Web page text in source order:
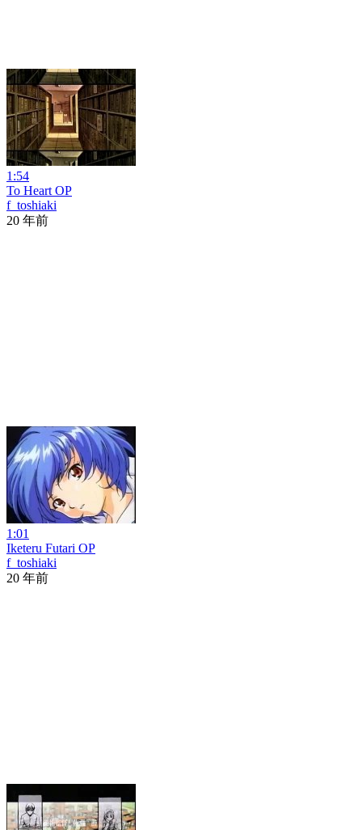
1:54
To Heart OP
f_toshiaki
20 年前
1:01
Iketeru Futari OP
f_toshiaki
20 年前